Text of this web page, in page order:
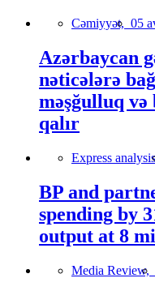
Cəmiyyət, 05
Azərbaycan
nəticələrə
məşğulluq və
qalır
Express
BP and
spending by
output at 8
Media Review,